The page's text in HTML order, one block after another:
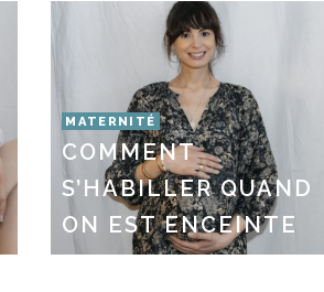
MATERNITÉ
COMMENT
S’HABILLER QUAND
ON EST ENCEINTE